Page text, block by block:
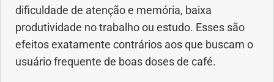
Picada de Cobra
Problemas Cardíacos
dificuldade de atenção e memória, baixa
produtividade no trabalho ou estudo. Esses são
efeitos exatamente contrários aos que buscam o
usuário frequente de boas doses de café.